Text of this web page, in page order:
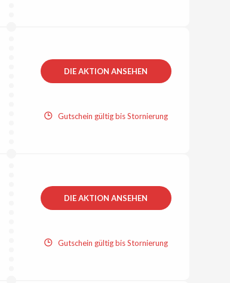
DIE AKTION ANSEHEN
Gutschein gültig bis Stornierung
DIE AKTION ANSEHEN
Gutschein gültig bis Stornierung